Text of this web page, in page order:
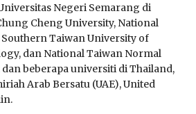
Negeri Semarang di
Cheng University, National
Taiwan University of
dan National Taiwan Normal
beberapa universiti di Thailand,
Arab Bersatu (UAE), United